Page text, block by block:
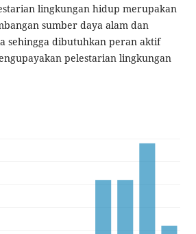
lingkungan hidup merupakan
sumber daya alam dan
sehingga dibutuhkan peran aktif
pelestarian lingkungan